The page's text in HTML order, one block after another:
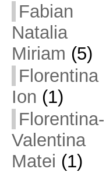
Fabian
Natalia
Miriam (5)
Florentina
Ion (1)
Florentina-
Valentina
Matei (1)